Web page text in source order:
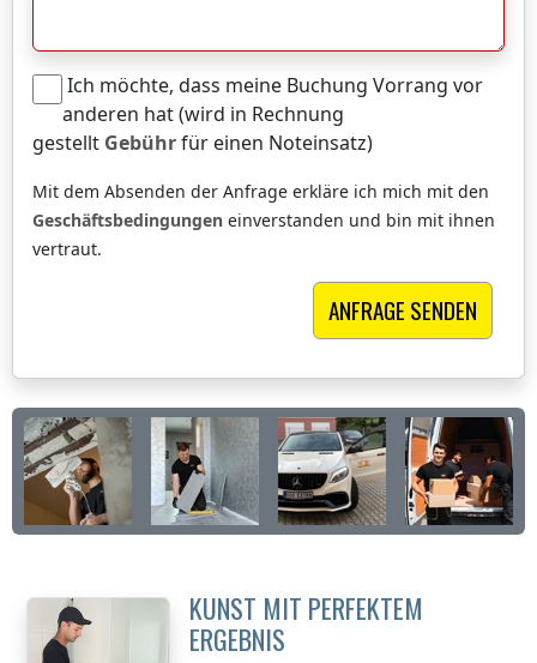
Ich möchte, dass meine Buchung Vorrang vor
anderen hat (wird in Rechnung
gestellt Gebührfür einen Noteinsatz)
Mit dem Absenden der Anfrage erkläre ich mich mit den
Geschäftsbedingungen einverstanden und bin mit ihnen
vertraut.
KUNST MIT PERFEKTEM
ERGEBNIS